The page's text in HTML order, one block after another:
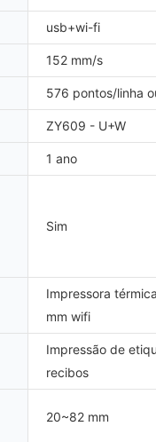
usb+wi-fi
152 mm/s
576 pontos/linha
ZY609 - U+W
1 ano
Sim
Impressora
mm wifi
Impressão de
recibos
20~82 mm